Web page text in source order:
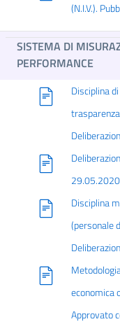
(N.I.V.).
SISTEMA DI
PERFORMANCE
Disciplina
Disciplina
(personale
economica
Approvato